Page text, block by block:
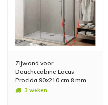
Zijwand voor
Douchecabine Lacus
Procida 90x210 cm 8 mm
Nano Glas
3 weken